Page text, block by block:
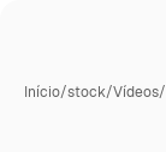
Início/stock/Vídeos/